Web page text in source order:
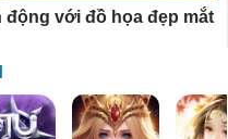
với đồ họa đẹp mắt